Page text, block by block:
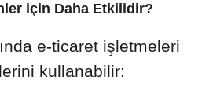
için Daha Etkilidir?
e-ticaret işletmeleri
kullanabilir: